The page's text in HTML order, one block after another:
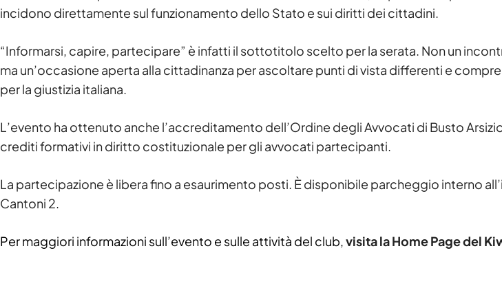
incidono direttamente sul funzionamento dello Stato e sui diritti dei cittadini.
“Informarsi, capire, partecipare” è infatti il sottotitolo scelto per la serata. Non un
ma un’occasione aperta alla cittadinanza per ascoltare punti di vista differenti e
per la giustizia italiana.
L’evento ha ottenuto anche l’accreditamento dell’Ordine degli Avvocati di Busto
crediti formativi in diritto costituzionale per gli avvocati partecipanti.
La partecipazione è libera fino a esaurimento posti. È disponibile parcheggio interno
Cantoni 2.
Per maggiori informazioni sull’evento e sulle attività del club,visita la Home Page del